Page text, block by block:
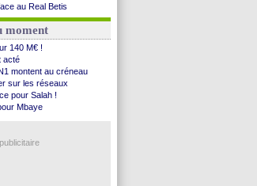
au Real Betis
le PSG
Reijnders
belle option
libre (officiel)
son retour
Brest
avec le Fener !
au Maroc ...
match amical
moment
140 M€ !
acté
montent au créneau
sur les réseaux
pour Salah !
Mbaye